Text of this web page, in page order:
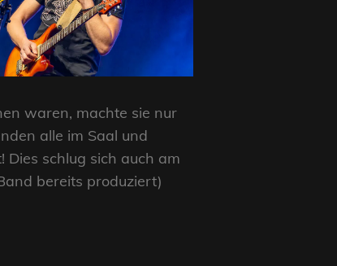
waren, machte sie nur
alle im Saal und
schlug sich auch am
bereits produziert)